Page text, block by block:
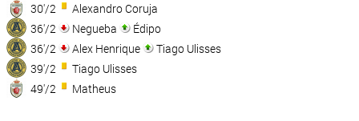
30'/2
Alexandro Coruja
36'/2
Negueba
Édipo
36'/2
Alex Henrique
Tiago Ulisses
39'/2
Tiago Ulisses
49'/2
Matheus